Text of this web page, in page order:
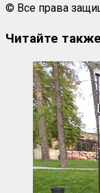
© Все права
Читайте также